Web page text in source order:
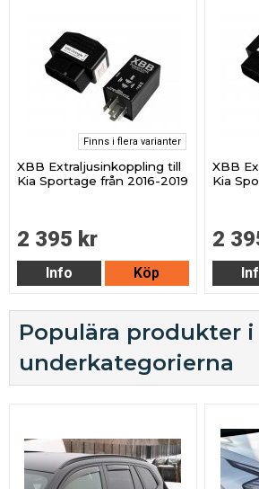
Finns i flera varianter
XBB Extraljusinkoppling till
Kia Sportage från 2016-2019
2 395 kr
Info Köp
XBB
Kia
2
Populära produkter i
underkategorierna